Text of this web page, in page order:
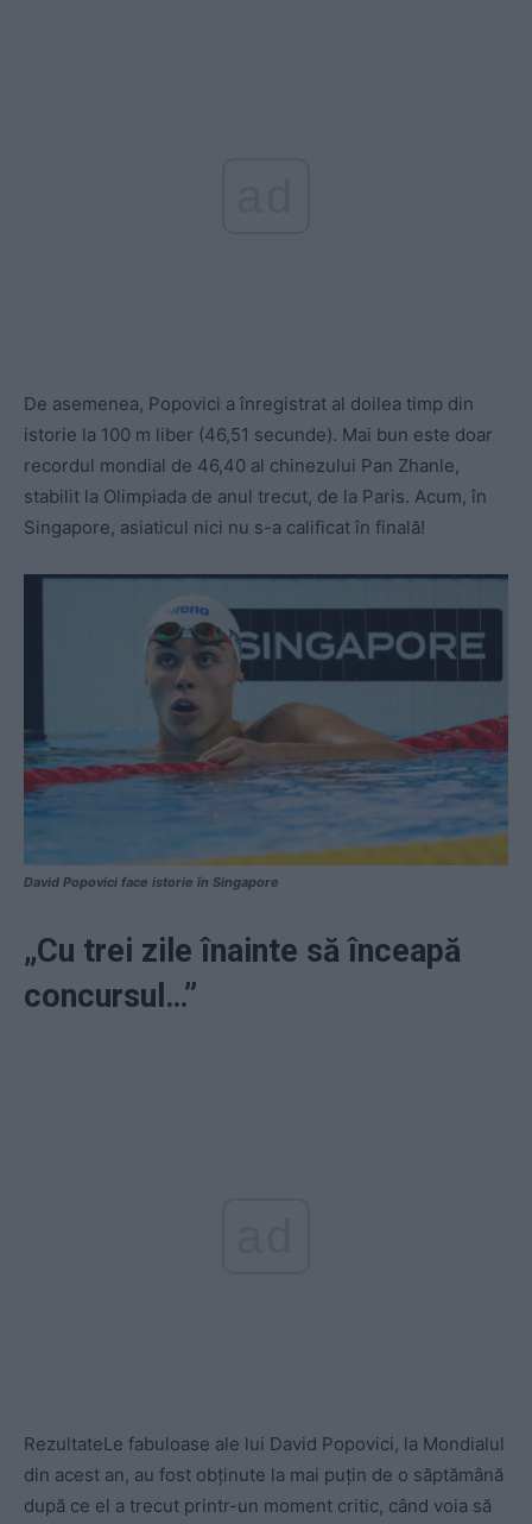
De asemenea, Popovici a înregistrat al doilea timp din
istorie la 100 m liber (46,51 secunde). Mai bun este doar
recordul mondial de 46,40 al chinezului Pan Zhanle,
stabilit la Olimpiada de anul trecut, de la Paris. Acum, în
Singapore, asiaticul nici nu s-a calificat în finală!
David Popovici face istorie în Singapore
„Cu trei zile înainte să înceapă
concursul…”
RezultateLe fabuloase ale lui David Popovici, la Mondialul
din acest an, au fost obținute la mai puțin de o săptămână
după ce el a trecut printr-un moment critic, când voia să